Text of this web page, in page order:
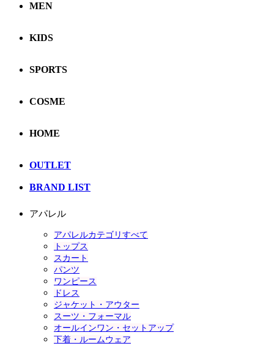
MEN
KIDS
SPORTS
COSME
HOME
OUTLET
BRAND LIST
アパレル
アパレルカテゴリすべて
トップス
スカート
パンツ
ワンピース
ドレス
ジャケット・アウター
スーツ・フォーマル
オールインワン・セットアップ
下着・ルームウェア